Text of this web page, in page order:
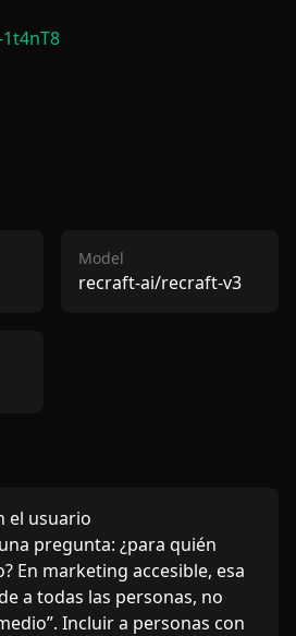
Model
recraft-ai/recraft-v3
el usuario
pregunta: ¿para quién
En marketing accesible, esa
a todas las personas, no
Incluir a personas con